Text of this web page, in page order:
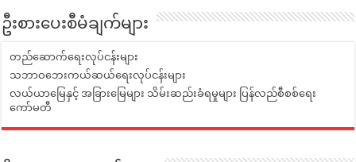
ဦးစားပေးစီမံချက်များ
တည်ဆောက်ရေးလုပ်ငန်းများ
သဘာဝဘေးကယ်ဆယ်ရေးလုပ်ငန်းများ
လယ်ယာမြေနှင့် အခြားမြေများ သိမ်းဆည်းခံရမှုများ ပြန်လည်စီစစ်ရေး
ကော်မတီ